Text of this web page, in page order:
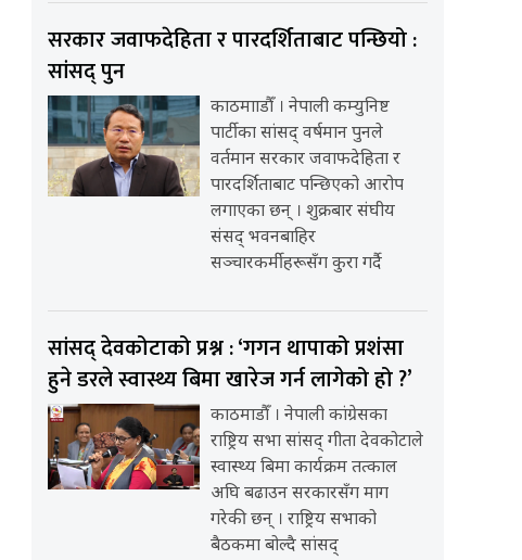
सरकार जवाफदेहिता र पारदर्शिताबाट पन्छियो :
सांसद् पुन
काठमााडौँ । नेपाली कम्युनिष्ट
पार्टीका सांसद् वर्षमान पुनले
वर्तमान सरकार जवाफदेहिता र
पारदर्शिताबाट पन्छिएको आरोप
लगाएका छन् । शुक्रबार संघीय
संसद् भवनबाहिर
सञ्चारकर्मीहरूसँग कुरा गर्दै
सांसद् देवकोटाको प्रश्न : ‘गगन थापाको प्रशंसा
हुने डरले स्वास्थ्य बिमा खारेज गर्न लागेको हो ?’
काठमाडौँ । नेपाली कांग्रेसका
राष्ट्रिय सभा सांसद् गीता देवकोटाले
स्वास्थ्य बिमा कार्यक्रम तत्काल
अघि बढाउन सरकारसँग माग
गरेकी छन् । राष्ट्रिय सभाको
बैठकमा बोल्दै सांसद्